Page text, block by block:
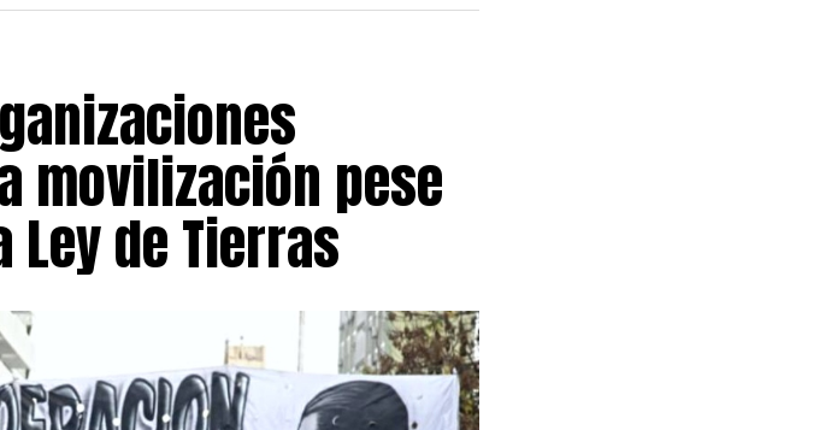
movilización pese
de Tierras